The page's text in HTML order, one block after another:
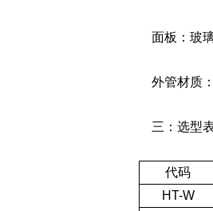
面板：玻
外管材质
三：选型
代码
HT-W